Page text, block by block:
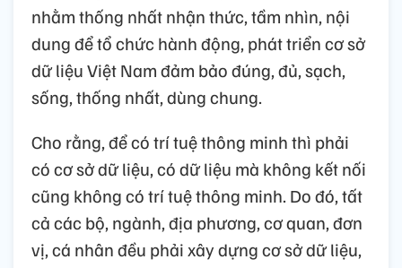
nhằm thống nhất nhận thức, tầm nhìn, nội
dung để tổ chức hành động, phát triển cơ sở
dữ liệu Việt Nam đảm bảo đúng, đủ, sạch,
sống, thống nhất, dùng chung.
Cho rằng, để có trí tuệ thông minh thì phải
có cơ sở dữ liệu, có dữ liệu mà không kết nối
cũng không có trí tuệ thông minh. Do đó, tất
cả các bộ, ngành, địa phương, cơ quan, đơn
vị, cá nhân đều phải xây dựng cơ sở dữ liệu,